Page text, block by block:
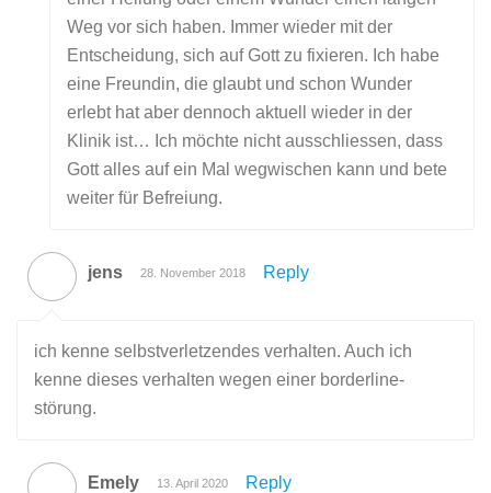
Weg vor sich haben. Immer wieder mit der
Entscheidung, sich auf Gott zu fixieren. Ich habe
eine Freundin, die glaubt und schon Wunder
erlebt hat aber dennoch aktuell wieder in der
Klinik ist… Ich möchte nicht ausschliessen, dass
Gott alles auf ein Mal wegwischen kann und bete
weiter für Befreiung.
jens 28. November 2018 Reply
ich kenne selbstverletzendes verhalten. Auch ich
kenne dieses verhalten wegen einer borderline-
störung.
Emely 13. April 2020 Reply